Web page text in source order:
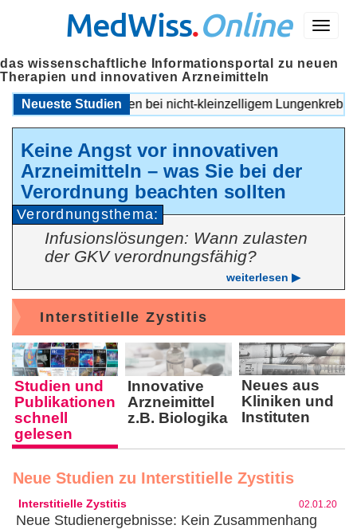
Menü
MedWiss.Online
das wissenschaftliche Informationsportal zu neuen
Therapien und innovativen Arzneimitteln
Neueste Studien
intensivieren bei nicht-kleinzelligem Lungenkrebs
Keine Angst vor innovativen
Arzneimitteln – was Sie bei der
Verordnung beachten sollten
Verordnungsthema:
Infusionslösungen: Wann zulasten
der GKV verordnungsfähig?
weiterlesen ▶
Interstitielle Zystitis
Studien und
Publika­tionen
schnell
gelesen
Innovative
Arznei­mittel
z.B. Biologika
Neues aus
Kliniken und
Instituten
Neue Studien zu Interstitielle Zystitis
Interstitielle Zystitis 02.01.20
Neue Studienergebnisse: Kein Zusammenhang